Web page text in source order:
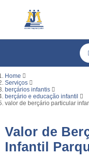
Home
Serviços
berçários infantis
berçário e educação infantil
valor de berçário particular
Valor de
Infantil